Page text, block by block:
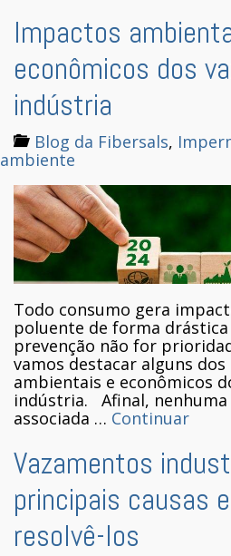
Impactos
econômicos dos
indústria
Blog da Fibersals,
ambiente
Todo consumo gera
poluente de forma
prevenção não for
vamos destacar alguns
ambientais e econômicos
indústria. Afinal,
associada … Continuar
Vazamentos
principais causas
resolvê-los